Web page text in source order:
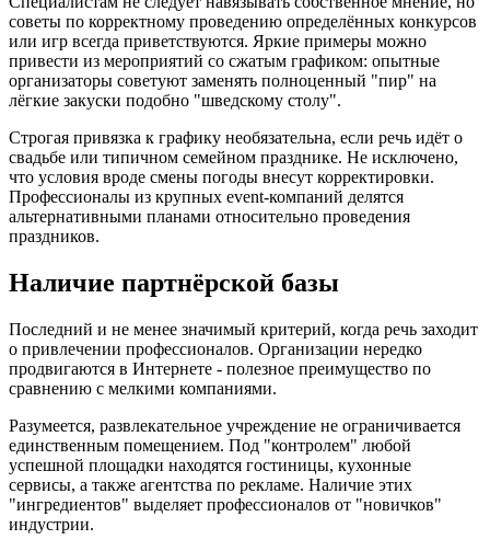
советы по корректному проведению определённых конкурсов
или игр всегда приветствуются. Яркие примеры можно
привести из мероприятий со сжатым графиком: опытные
организаторы советуют заменять полноценный "пир" на
лёгкие закуски подобно "шведскому столу".
Строгая привязка к графику необязательна, если речь идёт о
свадьбе или типичном семейном празднике. Не исключено,
что условия вроде смены погоды внесут корректировки.
Профессионалы из крупных event-компаний делятся
альтернативными планами относительно проведения
праздников.
Наличие партнёрской базы
Последний и не менее значимый критерий, когда речь заходит
о привлечении профессионалов. Организации нередко
продвигаются в Интернете - полезное преимущество по
сравнению с мелкими компаниями.
Разумеется, развлекательное учреждение не ограничивается
единственным помещением. Под "контролем" любой
успешной площадки находятся гостиницы, кухонные
сервисы, а также агентства по рекламе. Наличие этих
"ингредиентов" выделяет профессионалов от "новичков"
индустрии.